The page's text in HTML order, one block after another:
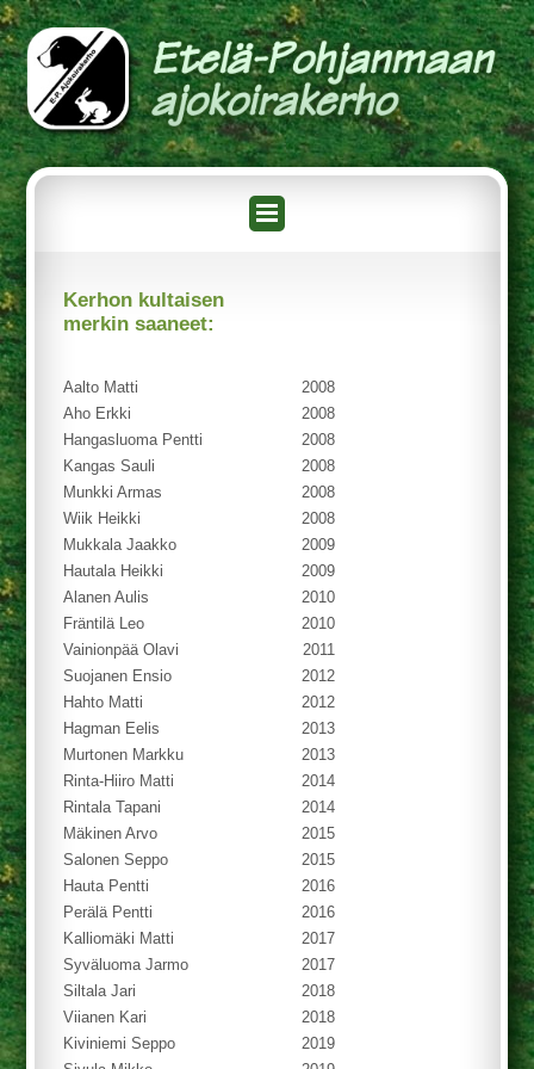
Kerhon kultaisen
merkin saaneet:
Aalto Matti
2008
Aho Erkki
2008
Hangasluoma Pentti
2008
Kangas Sauli
2008
Munkki Armas
2008
Wiik Heikki
2008
Mukkala Jaakko
2009
Hautala Heikki
2009
Alanen Aulis
2010
Fräntilä Leo
2010
Vainionpää Olavi
2011
Suojanen Ensio
2012
Hahto Matti
2012
Hagman Eelis
2013
Murtonen Markku
2013
Rinta-Hiiro Matti
2014
Rintala Tapani
2014
Mäkinen Arvo
2015
Salonen Seppo
2015
Hauta Pentti
2016
Perälä Pentti
2016
Kalliomäki Matti
2017
Syväluoma Jarmo
2017
Siltala Jari
2018
Viianen Kari
2018
Kiviniemi Seppo
2019